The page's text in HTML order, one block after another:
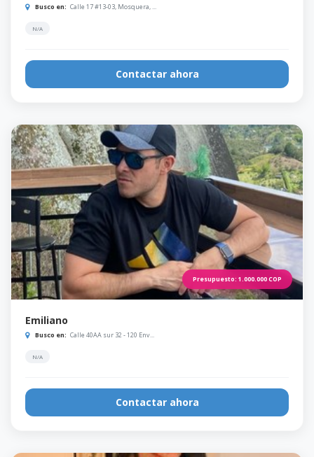
Busco en: Calle 17 #13-03, Mosquera, ...
N/A
Contactar ahora
Presupuesto: 1.000.000COP
Emiliano
Busco en: Calle 40AA sur 32 - 120 Env...
N/A
Contactar ahora